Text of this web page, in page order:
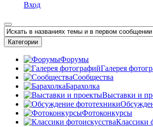
Вход
Категории
Форумы
Галерея
Сообщества
Барахолка
Выставки и
Фотоконкурсы
Классики